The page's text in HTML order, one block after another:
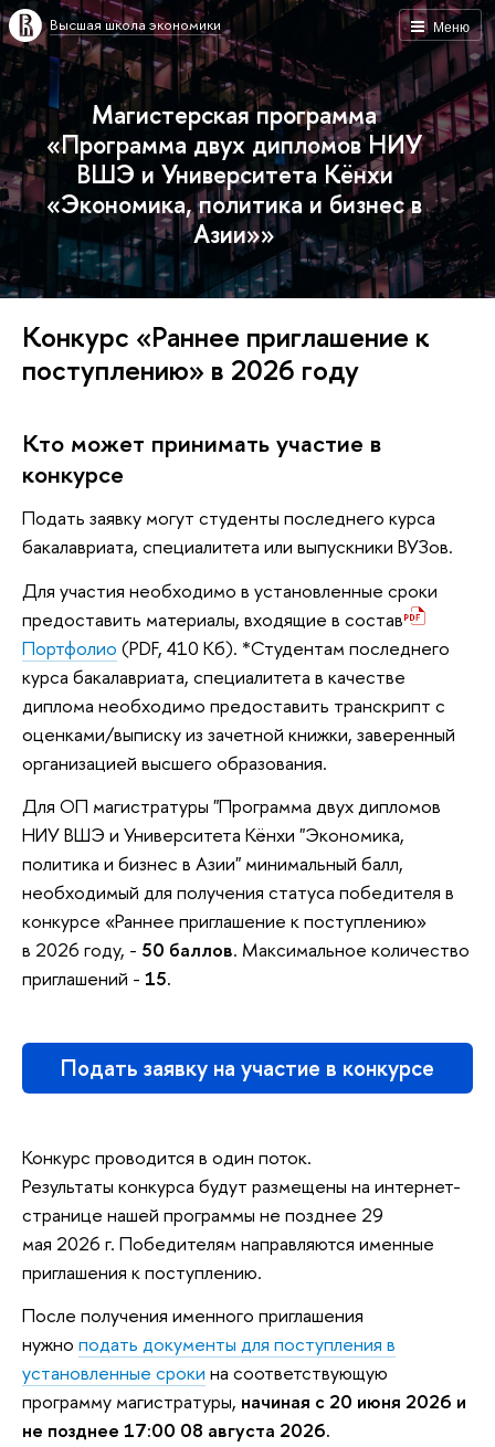
Меню
Высшая школа экономики
Магистерская программа
«Программа двух дипломов НИУ
ВШЭ и Университета Кёнхи
«Экономика, политика и бизнес в
Азии»»
Конкурс «Раннее приглашение к
поступлению» в 2026 году
Кто может принимать участие в
конкурсе
Подать заявку могут студенты последнего курса
бакалавриата, специалитета или выпускники ВУЗов.
Для участия необходимо в установленные сроки
предоставить материалы, входящие в состав
Портфолио (PDF, 410 Кб). *Студентам последнего
курса бакалавриата, специалитета в качестве
диплома необходимо предоставить транскрипт с
оценками/выписку из зачетной книжки, заверенный
организацией высшего образования.
Для ОП магистратуры "Программа двух дипломов
НИУ ВШЭ и Университета Кёнхи "Экономика,
политика и бизнес в Азии" минимальный балл,
необходимый для получения статуса победителя в
конкурсе «Раннее приглашение к поступлению»
в 2026 году, - 50 баллов. Максимальное количество
приглашений - 15.
Подать заявку на участие в конкурсе
Конкурс проводится в один поток.
Результаты конкурса будут размещены на интернет-
странице нашей программы не позднее 29
мая 2026 г. Победителям направляются именные
приглашения к поступлению.
После получения именного приглашения
нужно подать документы для поступления в
установленные сроки на соответствующую
программу магистратуры, начиная с 20 июня 2026 и
не позднее 17:00 08 августа 2026.